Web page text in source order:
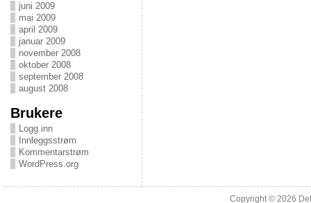
juni 2009
mai 2009
april 2009
januar 2009
november 2008
oktober 2008
september 2008
august 2008
Brukere
Logg inn
Innleggsstrøm
Kommentarstrøm
WordPress.org
Copyright © 2026